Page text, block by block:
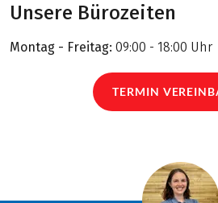
Unsere Bürozeiten
Montag - Freitag: 09:00 - 18:00 Uhr
TERMIN